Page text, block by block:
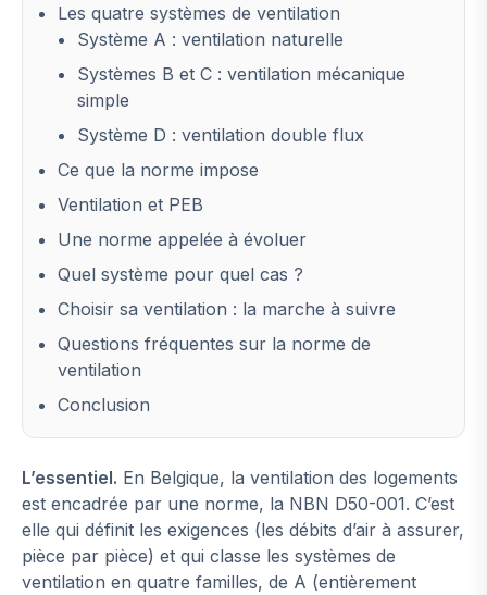
Les quatre systèmes de ventilation
Système A : ventilation naturelle
Systèmes B et C : ventilation mécanique
simple
Système D : ventilation double flux
Ce que la norme impose
Ventilation et PEB
Une norme appelée à évoluer
Quel système pour quel cas ?
Choisir sa ventilation : la marche à suivre
Questions fréquentes sur la norme de
ventilation
Conclusion
L’essentiel. En Belgique, la ventilation des logements
est encadrée par une norme, la NBN D50-001. C’est
elle qui définit les exigences (les débits d’air à assurer,
pièce par pièce) et qui classe les systèmes de
ventilation en quatre familles, de A (entièrement